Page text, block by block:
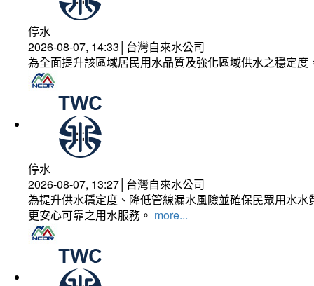
停水
2026-08-07, 14:33│台灣自來水公司
為全面提升該區域居民用水品質及強化區域供水之穩定
停水
2026-08-07, 13:27│台灣自來水公司
為提升供水穩定度、降低管線漏水風險並確保民眾用水
更安心可靠之用水服務。 more...